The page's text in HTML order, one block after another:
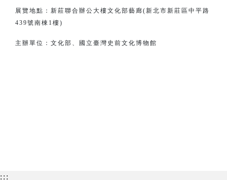
展覽地點：新莊聯合辦公大樓文化部藝廊(新北市新莊區中平路
439號南棟1樓)
主辦單位： 文化部、 國立臺灣史前文化博物館
:::